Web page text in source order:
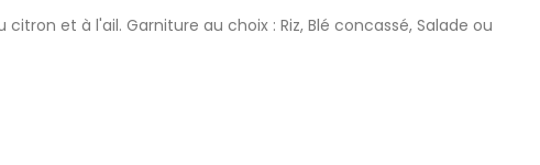
et à l'ail. Garniture au choix : Riz, Blé concassé, Salade ou